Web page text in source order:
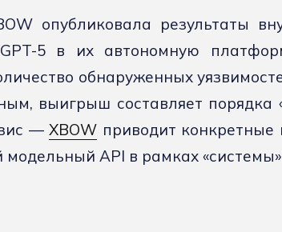
опубликовала результаты
5 в их автономную
обнаруженных
выигрыш составляет порядка
— XBOW приводит
API в рамках